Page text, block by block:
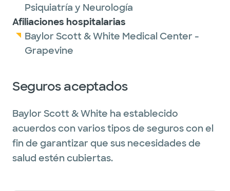
Psiquiatría y Neurología
Afiliaciones hospitalarias
Baylor Scott & White Medical Center -
Grapevine
Seguros aceptados
Baylor Scott & White ha establecido
acuerdos con varios tipos de seguros con el
fin de garantizar que sus necesidades de
salud estén cubiertas.